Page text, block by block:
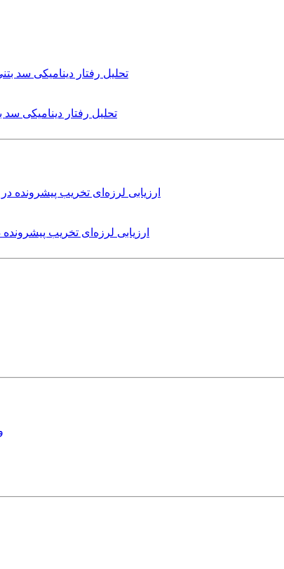
تحلیل رفتار دینامیکی
ارزیابی لرزه‌ای تخریب